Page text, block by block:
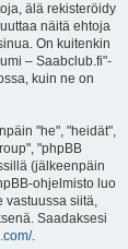
älä rekisteröidy
näitä ehtoja
On kuitenkin
– Saabclub.fi"-
kuin ne on
"he", "heidät",
"phpBB
(jälkeenpäin
ohjelmisto luo
vastuussa siitä,
Saadaksesi
.